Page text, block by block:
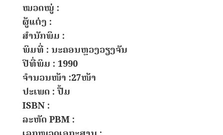
ໝວດໝູ່ :
ຜູ້ແຕ່ງ :
ສຳນັກພິມ :
ພິມທີ່ : ນະຄອນຫຼວງວຽງຈັນ
ປີທີ່ພິມ : 1990
ຈຳນວນໜ້າ :27ໜ້າ
ປະເພດ : ປື້ມ
ISBN :
ລະຫັດ PBM :